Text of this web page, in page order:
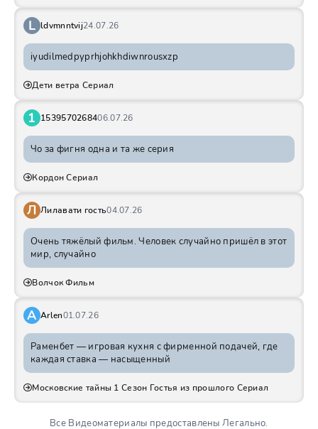
L ldvmnntvij24.07.26
iyudilmedpyprhjohkhdiwnrousxzp
Дети ветра Сериал
1 1539570268406.07.26
Чо за фигня одна и та же серия
Кордон Сериал
Л Лилавати гость04.07.26
Очень тяжёлый фильм. Человек случайно пришёл в этот
мир, случайно
Волчок Фильм
A Arlen01.07.26
Раменбет — игровая кухня с фирменной подачей, где
каждая ставка — насыщенный
Московские тайны 1 Сезон Гостья из прошлого Сериал
Все Видеоматериалы предоставлены Легально.